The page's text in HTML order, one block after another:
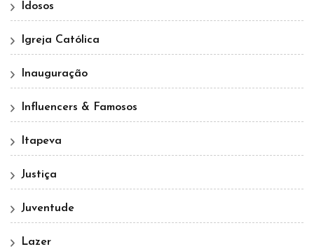
Idosos
Igreja Católica
Inauguração
Influencers & Famosos
Itapeva
Justiça
Juventude
Lazer